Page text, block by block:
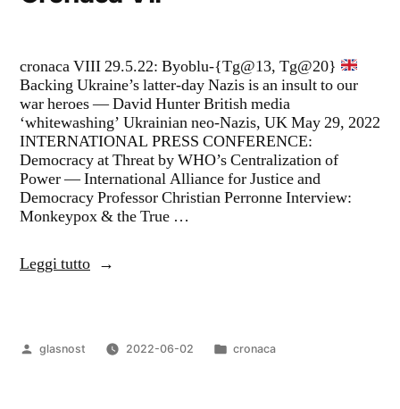
cronaca VIII 29.5.22: Byoblu-{Tg@13, Tg@20}
Backing Ukraine’s latter-day Nazis is an insult to our
war heroes — David Hunter British media
‘whitewashing’ Ukrainian neo-Nazis, UK May 29, 2022
INTERNATIONAL PRESS CONFERENCE:
Democracy at Threat by WHO’s Centralization of
Power — International Alliance for Justice and
Democracy Professor Christian Perronne Interview:
Monkeypox & the True …
Leggi tutto“Cronaca
Pubblicato
glasnost 2022-06-02
Pubblicato
cronaca